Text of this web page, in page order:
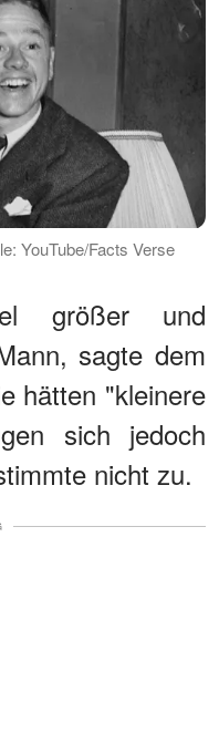
YouTube/Facts Verse
größer und
sagte dem
hätten "kleinere
sich jedoch
nicht zu.